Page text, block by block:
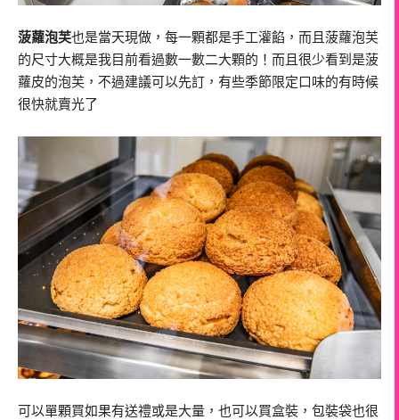
菠蘿泡芙也是當天現做，每一顆都是手工灌餡，而且菠蘿泡芙
的尺寸大概是我目前看過數一數二大顆的！而且很少看到是菠
蘿皮的泡芙，不過建議可以先訂，有些季節限定口味的有時候
很快就賣光了
可以單顆買如果有送禮或是大量，也可以買盒裝，包裝袋也很